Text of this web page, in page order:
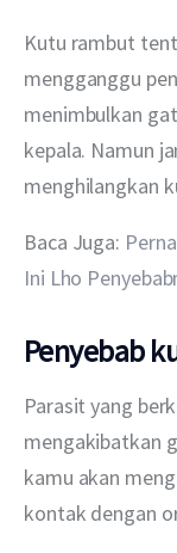
Layanan
Kutu rambut
mengganggu
menimbulkan
kepala. Namun
menghilangkan
Baca Juga:
Ini Lho
Penyebab
Parasit yang
mengakibatkan
kamu akan
kontak dengan